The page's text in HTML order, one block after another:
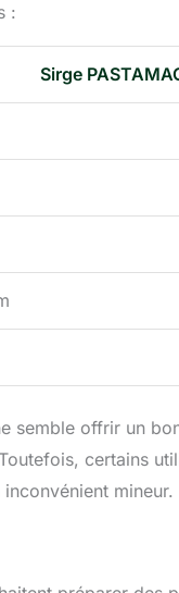
:
Sirge
semble offrir un
certains
mineur.